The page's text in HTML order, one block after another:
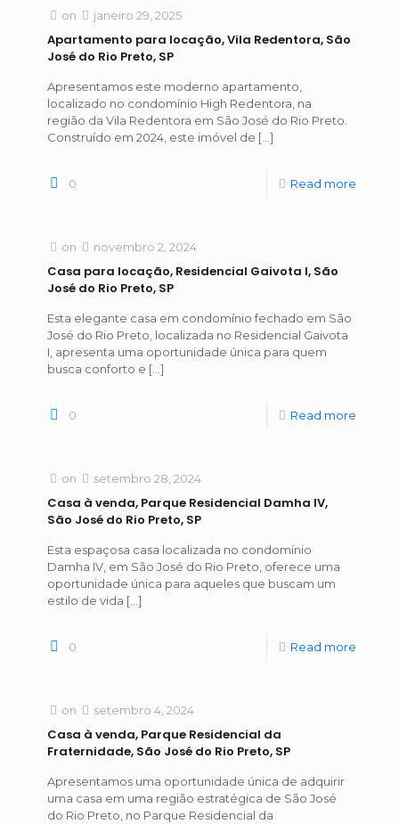
on janeiro 29, 2025
Apartamento para locação, Vila Redentora, São
José do Rio Preto, SP
Apresentamos este moderno apartamento,
localizado no condomínio High Redentora, na
região da Vila Redentora em São José do Rio Preto.
Construído em 2024, este imóvel de […]
0 Read more
on novembro 2, 2024
Casa para locação, Residencial Gaivota I, São
José do Rio Preto, SP
Esta elegante casa em condomínio fechado em São
José do Rio Preto, localizada no Residencial Gaivota
I, apresenta uma oportunidade única para quem
busca conforto e […]
0 Read more
on setembro 28, 2024
Casa à venda, Parque Residencial Damha IV,
São José do Rio Preto, SP
Esta espaçosa casa localizada no condomínio
Damha IV, em São José do Rio Preto, oferece uma
oportunidade única para aqueles que buscam um
estilo de vida […]
0 Read more
on setembro 4, 2024
Casa à venda, Parque Residencial da
Fraternidade, São José do Rio Preto, SP
Apresentamos uma oportunidade única de adquirir
uma casa em uma região estratégica de São José
do Rio Preto, no Parque Residencial da